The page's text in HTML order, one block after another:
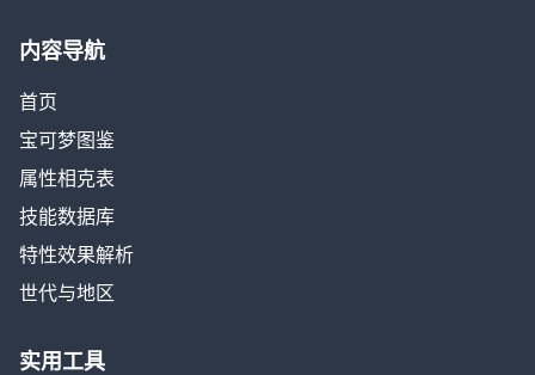
内容导航
首页
宝可梦图鉴
属性相克表
技能数据库
特性效果解析
世代与地区
实用工具